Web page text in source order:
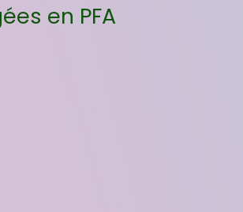
en PFA